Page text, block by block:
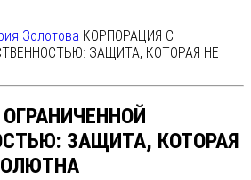
Золотова КОРПОРАЦИЯ С
ЗАЩИТА, КОТОРАЯ НЕ
ЗАЩИТА, КОТОРАЯ